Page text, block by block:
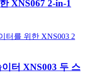
XNS067 2-in-1
터 XNS003 두 스